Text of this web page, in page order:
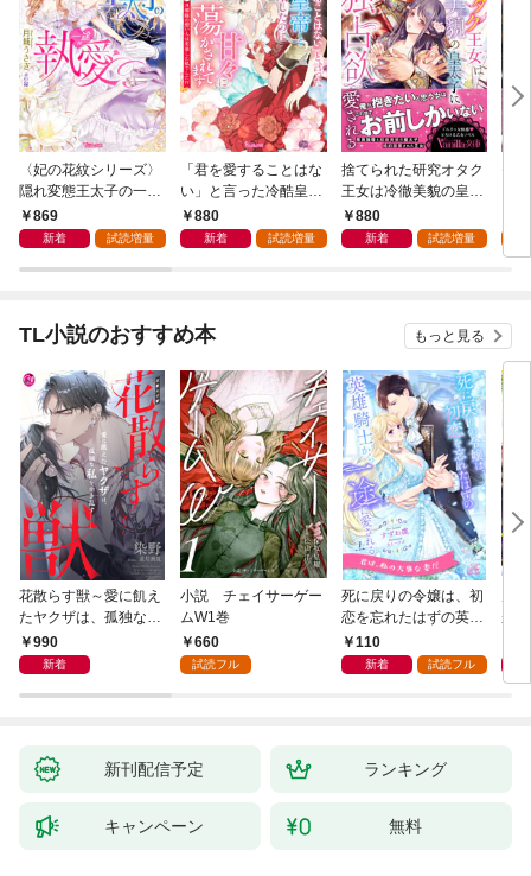
〈妃の花紋シリーズ〉
隠れ変態王太子の一途
な執愛～運命の令嬢は
甘い罠から逃げられま
869
新着 試読増量
「君を愛することはな
い」と言った冷酷皇帝
と政略結婚したのに
甘々に蕩かされてます
880
新着 試読増量
捨てられた研究オタク
王女は冷徹美貌の皇太
子に強独占欲で愛され
る
880
新着 試読増量
TL小説のおすすめ本 もっと見る
花散らす獣～愛に飢え
たヤクザは、孤独な私
をかき乱す～
990
新着
小説 チェイサーゲー
ムW1巻
660
試読フル
死に戻りの令嬢は、初
恋を忘れたはずの英雄
騎士から一途に愛され
る【１】
110
新着 試読フル
が
誘
新刊配信予定 ランキング
キャンペーン 無料